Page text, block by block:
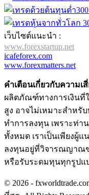
เว็บไซต์แนะนำ :
www.forexstartup.net
icafeforex.com
www.forexmatters.net
คำเตือนเกี่ยวกับความเสี่
ผลิตภัณฑ์ทางการเงินที่
สูง อาจไม่เหมาะสำห
ทำการลงทุน เพราะท่า
ทั้งหมด เราเป็นเพียงผู้
ลงทุนอยู่ที่วิจารณญาณข
หรือรับระดมทุนทุกรูปแ
© 2026 -